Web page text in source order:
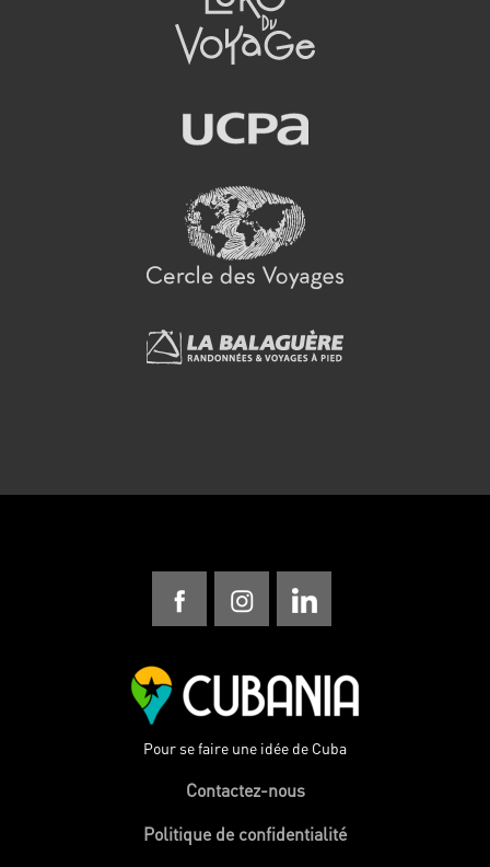
Pour se faire une idée de Cuba
Contactez-nous
Politique de confidentialité